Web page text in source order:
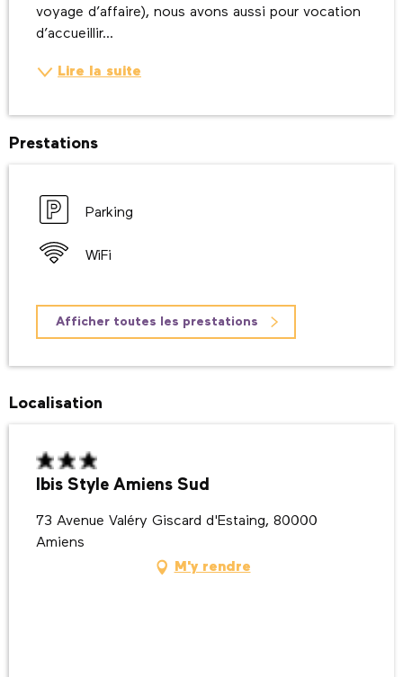
voyage d’affaire), nous avons aussi pour vocation
d’accueillir...
Lire la suite
Prestations
Parking
WiFi
Afficher toutes les prestations
Localisation
Ibis Style Amiens Sud
73 Avenue Valéry Giscard d'Estaing, 80000
Amiens
M'y rendre